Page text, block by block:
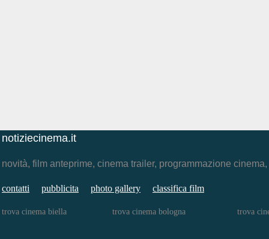
notiziecinema.it
novità, film anteprime, cinema trailer, programmazione
contatti pubblicita photo gallery classifica film
trova cinema biella trova cinema bologna trova